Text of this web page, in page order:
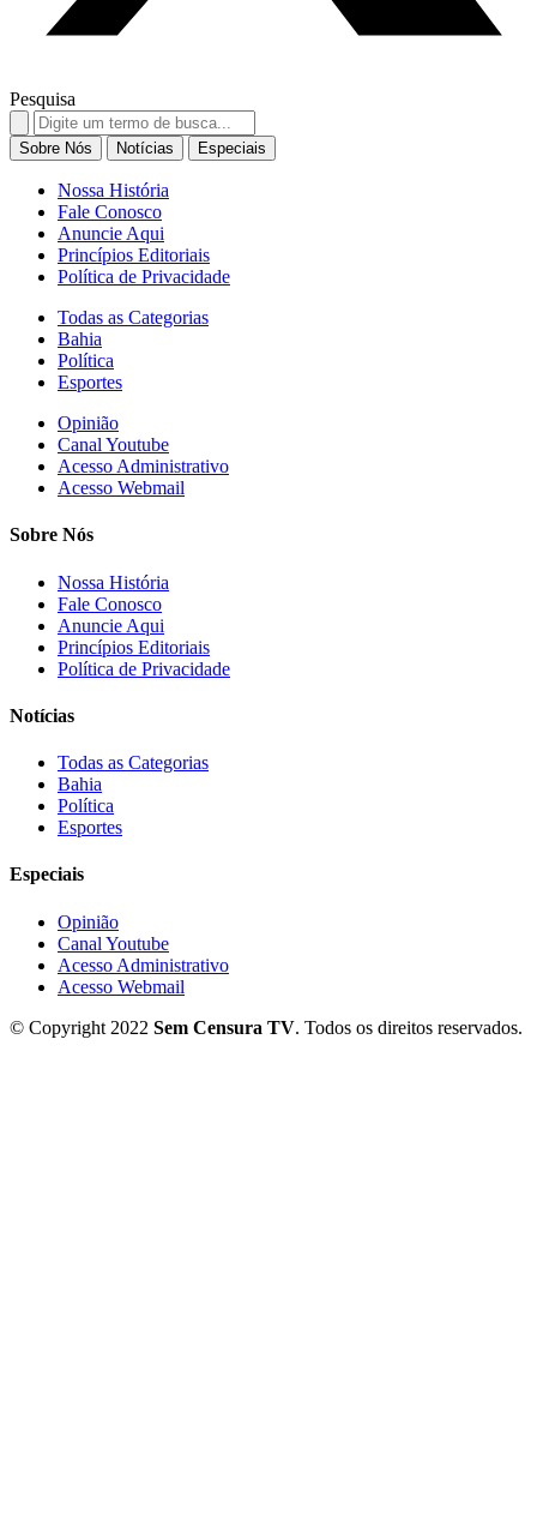
Pesquisa
Search
for:
Sobre Nós Notícias Especiais
Nossa História
Fale Conosco
Anuncie Aqui
Princípios Editoriais
Política de Privacidade
Todas as Categorias
Bahia
Política
Esportes
Opinião
Canal Youtube
Acesso Administrativo
Acesso Webmail
Sobre Nós
Nossa História
Fale Conosco
Anuncie Aqui
Princípios Editoriais
Política de Privacidade
Notícias
Todas as Categorias
Bahia
Política
Esportes
Especiais
Opinião
Canal Youtube
Acesso Administrativo
Acesso Webmail
© Copyright 2022 Sem Censura TV. Todos os direitos reservados.